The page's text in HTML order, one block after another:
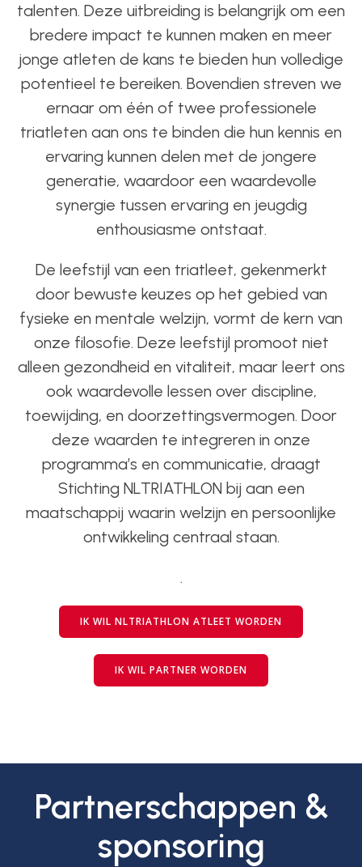
talenten. Deze uitbreiding is belangrijk om een
bredere impact te kunnen maken en meer
jonge atleten de kans te bieden hun volledige
potentieel te bereiken. Bovendien streven we
ernaar om één of twee professionele
triatleten aan ons te binden die hun kennis en
ervaring kunnen delen met de jongere
generatie, waardoor een waardevolle
synergie tussen ervaring en jeugdig
enthousiasme ontstaat.
De leefstijl van een triatleet, gekenmerkt
door bewuste keuzes op het gebied van
fysieke en mentale welzijn, vormt de kern van
onze filosofie. Deze leefstijl promoot niet
alleen gezondheid en vitaliteit, maar leert ons
ook waardevolle lessen over discipline,
toewijding, en doorzettingsvermogen. Door
deze waarden te integreren in onze
programma’s en communicatie, draagt
Stichting NLTRIATHLON bij aan een
maatschappij waarin welzijn en persoonlijke
ontwikkeling centraal staan.
.
IK WIL NLTRIATHLON ATLEET WORDEN
IK WIL PARTNER WORDEN
Partnerschappen &
sponsoring